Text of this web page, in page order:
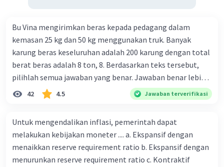
Bu Vina mengirimkan beras kepada pedagang dalam
kemasan 25 kg dan 50 kg menggunakan truk. Banyak
karung beras keseluruhan adalah 200 karung dengan total
berat beras adalah 8 ton, 8. Berdasarkan teks tersebut,
pilihlah semua jawaban yang benar. Jawaban benar lebih
dari satu. Banyak karung beras kemasan 25 kg adalah 50
buah. Banyak karung beras kemasan 50 kg adalah 150
ton. Perbandingan berat beras kemasan 25 kg dan 50 kg
dalam truk adalah 1: 3. 9. Berdasarkan teks tersebut, jika
biaya setiap beras karung kecil adalah Rp7.500 dan karung
42 4.5 Jawaban terverifikasi
Untuk mengendalikan inflasi, pemerintah dapat
melakukan kebijakan moneter .... a. Ekspansif dengan
menaikkan reserve requirement ratio b. Ekspansif dengan
menurunkan reserve requirement ratio c. Kontraktif